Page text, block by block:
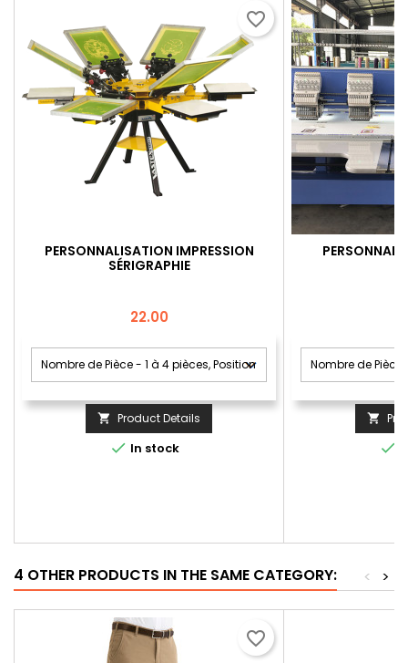
PERSONNALISATION IMPRESSION
SÉRIGRAPHIE
Price
22.00
 Product Details
 In stock
favorite_border


4 OTHER PRODUCTS IN THE SAME CATEGORY: >
<
favorite_border